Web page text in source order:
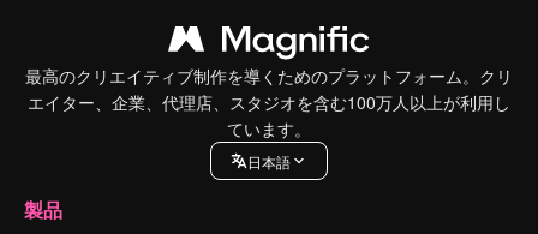
最高のクリエイティブ制作を導くためのプラットフォーム。クリ
エイター、企業、代理店、スタジオを含む100万人以上が利用し
ています。
日本語
製品